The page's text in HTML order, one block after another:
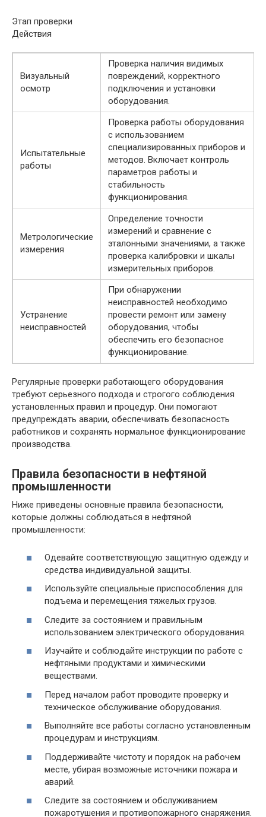
Этап проверки
Действия
Визуальный
осмотр
Проверка наличия видимых
повреждений, корректного
подключения и установки
оборудования.
Испытательные
работы
Проверка работы оборудования
с использованием
специализированных приборов и
методов. Включает контроль
параметров работы и
стабильность
функционирования.
Метрологические
измерения
Определение точности
измерений и сравнение с
эталонными значениями, а также
проверка калибровки и шкалы
измерительных приборов.
Устранение
неисправностей
При обнаружении
неисправностей необходимо
провести ремонт или замену
оборудования, чтобы
обеспечить его безопасное
функционирование.
Регулярные проверки работающего оборудования
требуют серьезного подхода и строгого соблюдения
установленных правил и процедур. Они помогают
предупреждать аварии, обеспечивать безопасность
работников и сохранять нормальное функционирование
производства.
Правила безопасности в нефтяной
промышленности
Ниже приведены основные правила безопасности,
которые должны соблюдаться в нефтяной
промышленности:
Одевайте соответствующую защитную одежду и
средства индивидуальной защиты.
Используйте специальные приспособления для
подъема и перемещения тяжелых грузов.
Следите за состоянием и правильным
использованием электрического оборудования.
Изучайте и соблюдайте инструкции по работе с
нефтяными продуктами и химическими
веществами.
Перед началом работ проводите проверку и
техническое обслуживание оборудования.
Выполняйте все работы согласно установленным
процедурам и инструкциям.
Поддерживайте чистоту и порядок на рабочем
месте, убирая возможные источники пожара и
аварий.
Следите за состоянием и обслуживанием
пожаротушения и противопожарного снаряжения.